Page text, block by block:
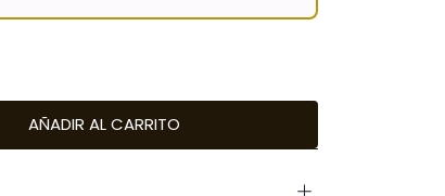
AÑADIR AL CARRITO